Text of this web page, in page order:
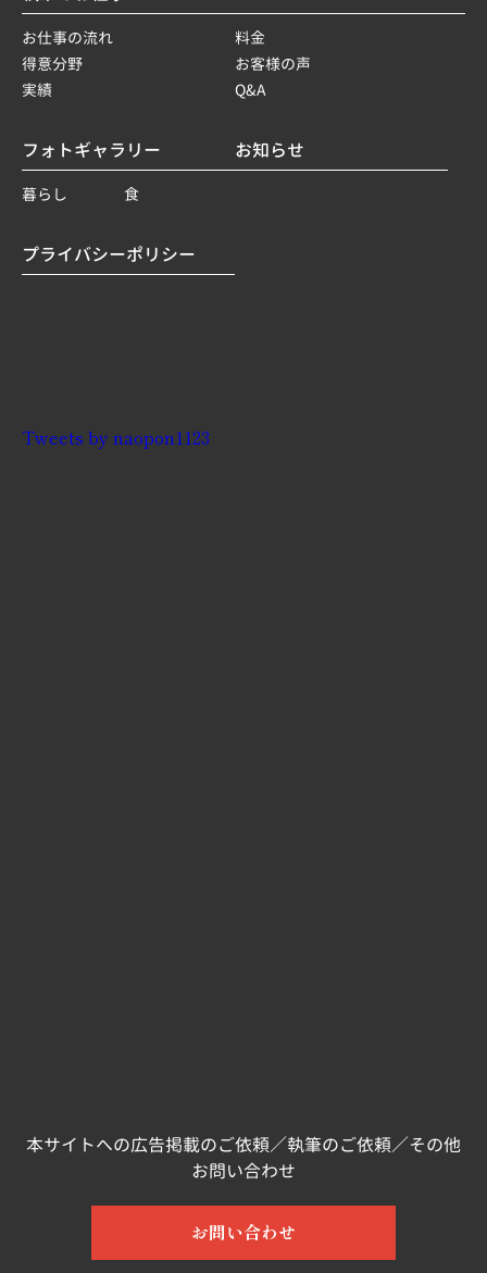
お仕事の流れ
料金
得意分野
お客様の声
実績
Q&A
フォトギャラリー
暮らし 食
お知らせ
プライバシーポリシー
Tweets by naopon1123
本サイトへの広告掲載のご依頼／執筆のご依頼／その他
お問い合わせ
お問い合わせ